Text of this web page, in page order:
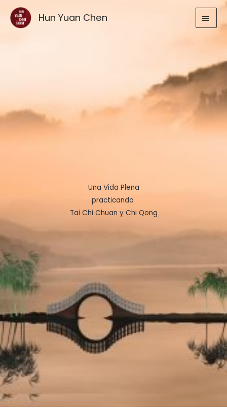
contenido
Hun Yuan Chen
Una Vida Plena
practicando
Tai Chi Chuan y Chi Qong